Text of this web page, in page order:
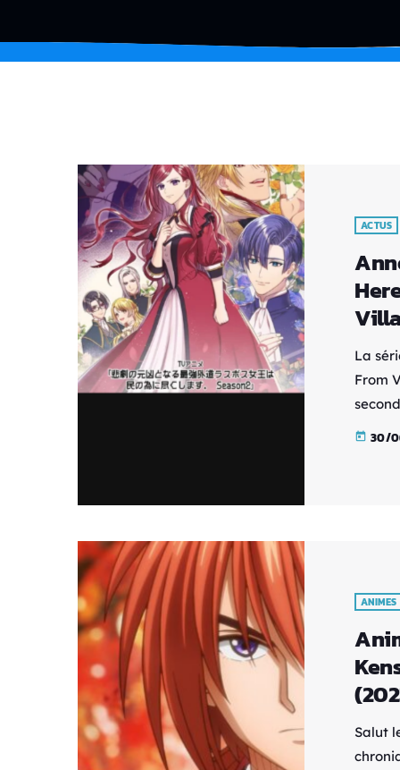
ACTUS
La
From
2025
today 30/
ANIMES
Salut